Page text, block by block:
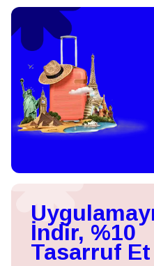
İndir, %10
Tasarruf Et